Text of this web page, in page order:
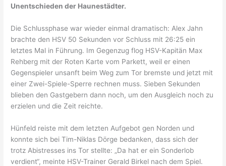
Unentschieden der Haunestädter.
Die Schlussphase war wieder einmal dramatisch: Alex Jahn
brachte den HSV 50 Sekunden vor Schluss mit 26:25 ein
letztes Mal in Führung. Im Gegenzug flog HSV-Kapitän Max
Rehberg mit der Roten Karte vom Parkett, weil er einen
Gegenspieler unsanft beim Weg zum Tor bremste und jetzt mit
einer Zwei-Spiele-Sperre rechnen muss. Sieben Sekunden
blieben den Gastgebern dann noch, um den Ausgleich noch zu
erzielen und die Zeit reichte.
Hünfeld reiste mit dem letzten Aufgebot gen Norden und
konnte sich bei Tim-Niklas Dörge bedanken, dass sich der
trotz Abistresses ins Tor stellte: „Da hat er ein Sonderlob
verdient“, meinte HSV-Trainer Gerald Birkel nach dem Spiel.